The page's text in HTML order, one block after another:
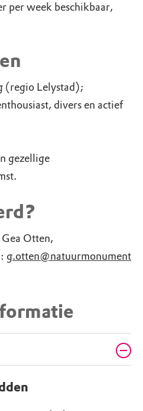
per week beschikbaar,
(regio Lelystad);
divers en actief
gezellige
Otten,
g.otten@natuurmonument